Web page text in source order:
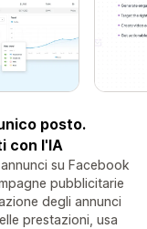
posto.
con l'IA
su Facebook
pubblicitarie
degli annunci
prestazioni, usa